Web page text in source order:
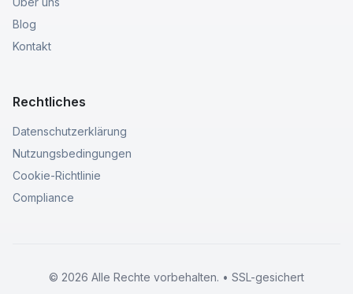
Blog
Kontakt
Rechtliches
Datenschutzerklärung
Nutzungsbedingungen
Cookie-Richtlinie
Compliance
© 2026 Alle Rechte vorbehalten. • SSL-gesichert